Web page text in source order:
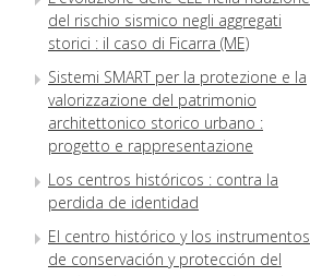
del rischio sismico negli aggregati
storici : il caso di Ficarra (ME)
Sistemi SMART per la protezione e la
valorizzazione del patrimonio
architettonico storico urbano :
progetto e rappresentazione
Los centros históricos : contra la
perdida de identidad
El centro histórico y los instrumentos
de conservación y protección del